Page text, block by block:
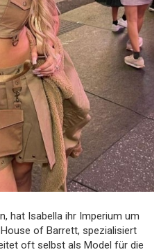
hat Isabella ihr Imperium um
of Barrett, spezialisiert
oft selbst als Model für die